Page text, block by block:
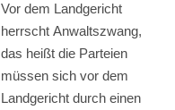
Vor dem Landgericht
herrscht Anwaltszwang,
das heißt die Parteien
müssen sich vor dem
Landgericht durch einen